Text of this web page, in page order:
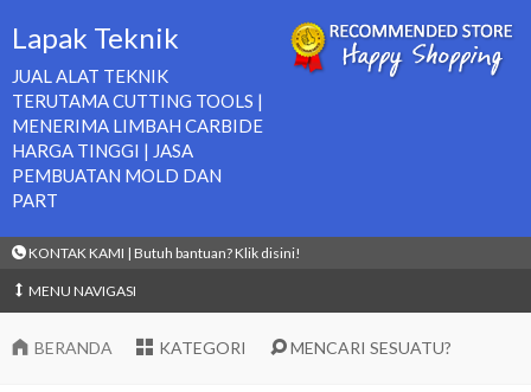
Lapak Teknik
JUAL ALAT TEKNIK
TERUTAMA CUTTING TOOLS |
MENERIMA LIMBAH CARBIDE
HARGA TINGGI | JASA
PEMBUATAN MOLD DAN
PART
KONTAK KAMI | Butuh bantuan? Klik disini!
MENU NAVIGASI
BERANDA KATEGORI MENCARI SESUATU?